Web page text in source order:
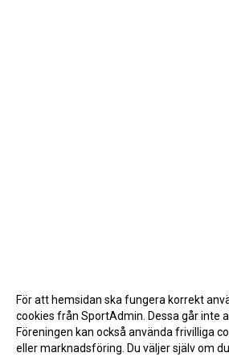
För att hemsidan ska fungera korrekt
cookies från SportAdmin. Dessa går inte
Föreningen kan också använda frivilliga
eller marknadsföring. Du väljer själv om